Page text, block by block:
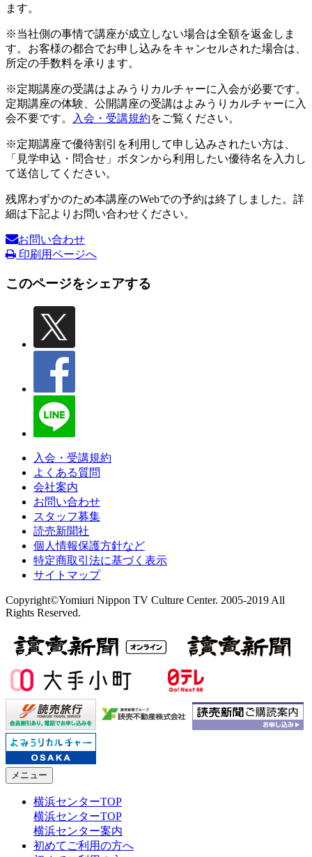
ます。
※当社側の事情で講座が成立しない場合は全額を返金しま
す。お客様の都合でお申し込みをキャンセルされた場合は、
所定の手数料を承ります。
※定期講座の受講はよみうりカルチャーに入会が必要です。
定期講座の体験、公開講座の受講はよみうりカルチャーに入
会不要です。
入会・受講規約をご覧ください。
※定期講座で優待割引を利用して申し込みされたい方は、
「見学申込・問合せ」ボタンから利用したい優待名を入力し
て送信してください。
残席わずかのため本講座のWebでの予約は終了しました。詳
細は下記よりお問い合わせください。
お問い合わせ
印刷用ページへ
このページをシェアする
入会・受講規約
よくある質問
会社案内
お問い合わせ
スタッフ募集
読売新聞社
個人情報保護方針など
特定商取引法に基づく表示
サイトマップ
Copyright©Yomiuri Nippon TV Culture Center. 2005-2019 All
Rights Reserved.
メニュー
横浜センターTOP
横浜センターTOP
横浜センター案内
初めてご利用の方へ